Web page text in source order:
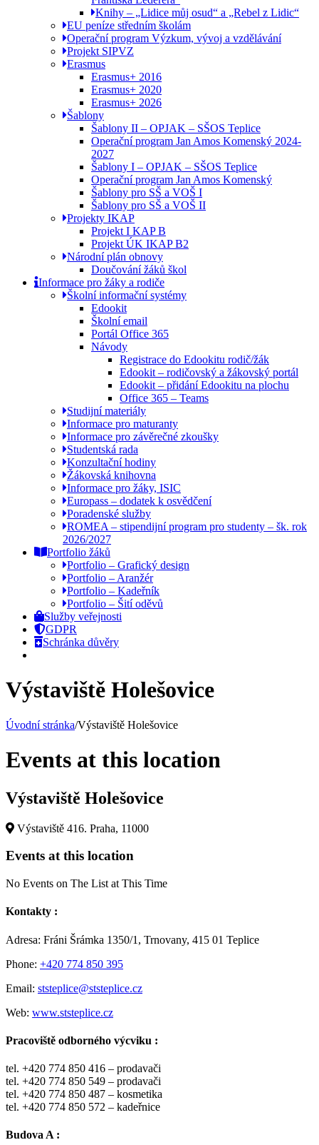
Knihy – „Lidice můj osud“ a „Rebel z Lidic“
EU peníze středním školám
Operační program Výzkum, vývoj a vzdělávání
Projekt SIPVZ
Erasmus
Erasmus+ 2016
Erasmus+ 2020
Erasmus+ 2026
Šablony
Šablony II – OPJAK – SŠOS Teplice
Operační program Jan Amos Komenský 2024-
2027
Šablony I – OPJAK – SŠOS Teplice
Operační program Jan Amos Komenský
Šablony pro SŠ a VOŠ I
Šablony pro SŠ a VOŠ II
Projekty IKAP
Projekt I KAP B
Projekt ÚK IKAP B2
Národní plán obnovy
Doučování žáků škol
Informace pro žáky a rodiče
Školní informační systémy
Edookit
Školní email
Portál Office 365
Návody
Registrace do Edookitu rodič/žák
Edookit – rodičovský a žákovský portál
Edookit – přidání Edookitu na plochu
Office 365 – Teams
Studijní materiály
Informace pro maturanty
Informace pro závěrečné zkoušky
Studentská rada
Konzultační hodiny
Žákovská knihovna
Informace pro žáky, ISIC
Europass – dodatek k osvědčení
Poradenské služby
ROMEA – stipendijní program pro studenty – šk. rok
2026/2027
Portfolio žáků
Portfolio – Grafický design
Portfolio – Aranžér
Portfolio – Kadeřník
Portfolio – Šití oděvů
Služby veřejnosti
GDPR
Schránka důvěry
Výstaviště Holešovice
Úvodní stránka/Výstaviště Holešovice
Events at this location
Výstaviště Holešovice
Výstaviště 416. Praha, 11000
Events at this location
No Events on The List at This Time
Kontakty :
Adresa: Fráni Šrámka 1350/1, Trnovany, 415 01 Teplice
Phone: +420 774 850 395
Email: ststeplice@ststeplice.cz
Web: www.ststeplice.cz
Pracoviště odborného výcviku :
tel. +420 774 850 416 – prodavači
tel. +420 774 850 549 – prodavači
tel. +420 774 850 487 – kosmetika
tel. +420 774 850 572 – kadeřnice
Budova A :